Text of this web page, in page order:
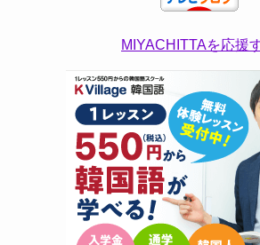
MIYACHITTAを応援